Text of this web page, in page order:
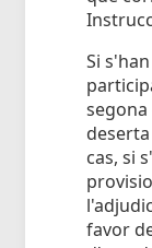
Si
cas, si
favor